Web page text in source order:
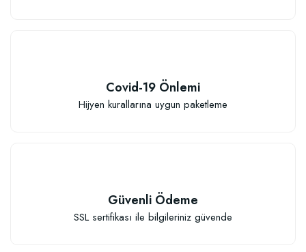
Covid-19 Önlemi
Hijyen kurallarına uygun paketleme
Güvenli Ödeme
SSL sertifikası ile bilgileriniz güvende